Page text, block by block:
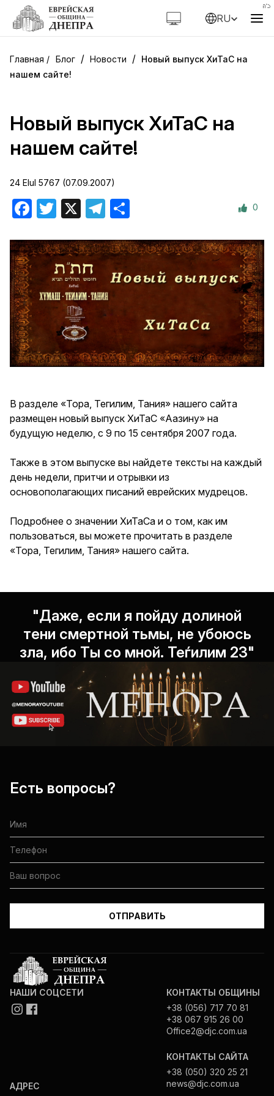
RU
Блог / Новости / Новый выпуск ХиТаС на
нашем сайте!
Новый выпуск ХиТаС на
нашем сайте!
24 Elul 5767 (07.09.2007)
Facebook
Twitter Telegram 0
В разделе «Тора, Тегилим, Тания» нашего сайта
размещен новый выпуск ХиТаС «Аазину» на
будущую неделю, с 9 по 15 сентября 2007 года.
Также в этом выпуске вы найдете тексты на каждый
день недели, притчи и отрывки из
основополагающих писаний еврейских мудрецов.
Подробнее о значении ХиТаСа и о том, как им
пользоваться, вы можете прочитать в разделе
«Тора, Тегилим, Тания» нашего сайта.
"Даже, если я пойду долиной
тени смертной тьмы, не убоюсь
зла, ибо Ты со мной. Теѓилим 23"
Есть вопросы?
НАШИ СОЦСЕТИ
АДРЕС
КОНТАКТЫ ОБЩИНЫ
+38 (056) 717 70 81
+38 067 915 26 00
Office2@djc.com.ua
КОНТАКТЫ САЙТА
+38 (050) 320 25 21
news@djc.com.ua